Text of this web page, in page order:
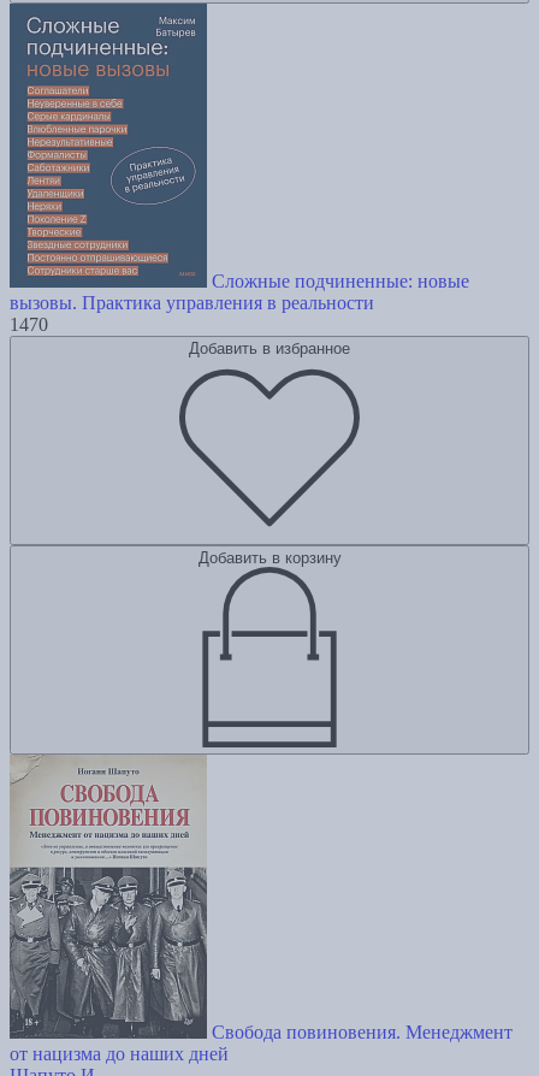
Сложные подчиненные: новые
вызовы. Практика управления в реальности
1470
Добавить в избранное
Добавить в корзину
Свобода повиновения. Менеджмент
от нацизма до наших дней